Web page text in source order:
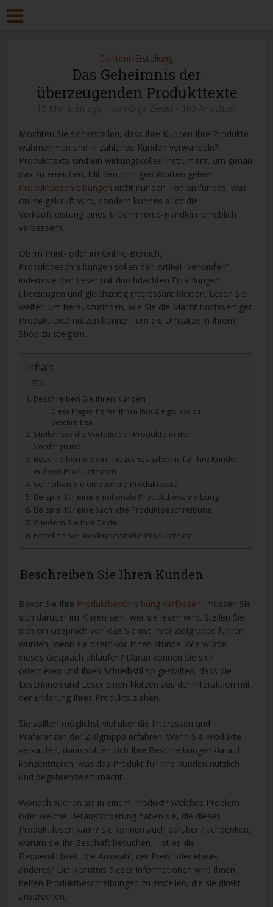
Content-Erstellung
Das Geheimnis der
überzeugenden Produkttexte
Möchten Sie sicherstellen, dass Ihre Kunden Ihre Produkte
wahrnehmen und in zahlende Kunden verwandeln?
Produkttexte sind ein wirkungsvolles Instrument, um genau
das zu erreichen. Mit den richtigen Worten geben
Produktbeschreibungen nicht nur den Ton an für das, was
online gekauft wird, sondern können auch die
Verkaufsleistung eines E-Commerce-Händlers erheblich
verbessern.
Ob im Print- oder im Online-Bereich,
Produktbeschreibungen sollen den Artikel “verkaufen”,
indem sie den Leser mit durchdachten Erzählungen
überzeugen und gleichzeitig interessant bleiben. Lesen Sie
weiter, um herauszufinden, wie Sie die Macht hochwertiger
Produkttexte nutzen können, um die Umsätze in Ihrem
Shop zu steigern.
Inhalt
Beschreiben Sie Ihren Kunden
Diese Fragen helfen Ihnen Ihre Zielgruppe zu
beschreiben
Stellen Sie die Vorteile der Produkte in den
Vordergrund
Beschreiben Sie ein haptisches Erlebnis für Ihre Kunden
in Ihren Produkttexten
Schreiben Sie emotionale Produkttexte
Beispiel für eine emotionale Produktbeschreibung
Beispiel für eine sachliche Produktbeschreibung
Gliedern Sie Ihre Texte
Erstellen Sie ausdrucksstarke Produkttexte
Beschreiben Sie Ihren Kunden
Bevor Sie Ihre Produktbeschreibung verfassen, müssen Sie
sich darüber im Klaren sein, wer sie lesen wird. Stellen Sie
sich ein Gespräch vor, das Sie mit Ihrer Zielgruppe führen
würden, wenn sie direkt vor Ihnen stünde. Wie würde
dieses Gespräch ablaufen? Daran können Sie sich
orientieren und Ihren Schreibstil so gestalten, dass die
Leserinnen und Leser einen Nutzen aus der Interaktion mit
der Erklärung Ihres Produkts ziehen.
Sie sollten möglichst viel über die Interessen und
Präferenzen der Zielgruppe erfahren. Wenn Sie Produkte
verkaufen, dann sollten sich Ihre Beschreibungen darauf
konzentrieren, was das Produkt für Ihre Kunden nützlich
und begehrenswert macht.
Wonach suchen sie in einem Produkt? Welches Problem
oder welche Herausforderung haben sie, die dieses
Produkt lösen kann? Sie können auch darüber nachdenken,
warum sie Ihr Geschäft besuchen – ist es die
Bequemlichkeit, die Auswahl, der Preis oder etwas
anderes? Die Kenntnis dieser Informationen wird Ihnen
helfen Produktbeschreibungen zu erstellen, die sie direkt
ansprechen.